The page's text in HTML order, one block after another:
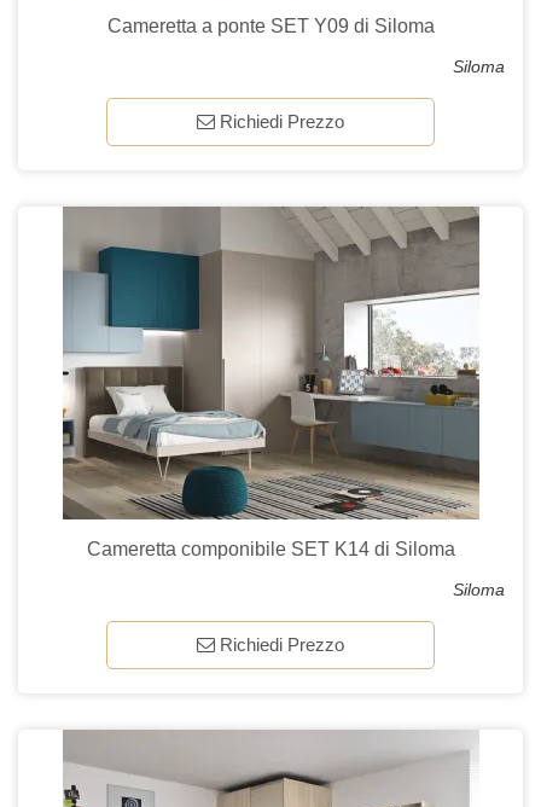
Cameretta a ponte SET Y09 di Siloma
Siloma
Richiedi Prezzo
Cameretta componibile SET K14 di Siloma
Siloma
Richiedi Prezzo